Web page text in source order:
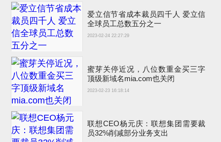
爱立信节省成本裁员四千人 爱立信
全球员工总数五分之一
2023-02-24 22:27:29
蜜芽关停近况，八位数重金买三字
顶级新域名mia.com也关闭
2023-02-23 16:18:14
联想CEO杨元庆：联想集团需要裁
员32%削减部分业务支出